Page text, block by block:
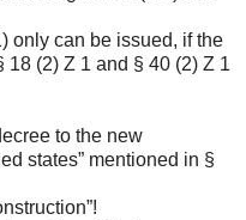
only can be issued, if the
18 (2) Z 1 and § 40 (2) Z 1
to the new
states” mentioned in §